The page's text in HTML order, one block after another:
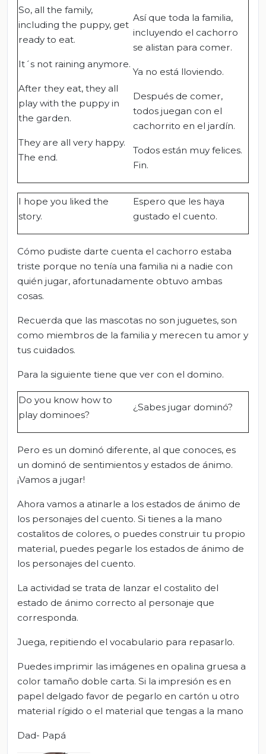
So, all the family,
including the puppy, get
ready to eat.
It´s not raining anymore.
After they eat, they all
play with the puppy in
the garden.
They are all very happy.
The end.
Así que toda la familia,
incluyendo el cachorro
se alistan para comer.
Ya no está lloviendo.
Después de comer,
todos juegan con el
cachorrito en el jardín.
Todos están muy felices.
Fin.
I hope you liked the
story.
Espero que les haya
gustado el cuento.
Cómo pudiste darte cuenta el cachorro estaba
triste porque no tenía una familia ni a nadie con
quién jugar, afortunadamente obtuvo ambas
cosas.
Recuerda que las mascotas no son juguetes, son
como miembros de la familia y merecen tu amor y
tus cuidados.
Para la siguiente tiene que ver con el domino.
Do you know how to
play dominoes?
¿Sabes jugar dominó?
Pero es un dominó diferente, al que conoces, es
un dominó de sentimientos y estados de ánimo.
¡Vamos a jugar!
Ahora vamos a atinarle a los estados de ánimo de
los personajes del cuento. Si tienes a la mano
costalitos de colores, o puedes construir tu propio
material, puedes pegarle los estados de ánimo de
los personajes del cuento.
La actividad se trata de lanzar el costalito del
estado de ánimo correcto al personaje que
corresponda.
Juega, repitiendo el vocabulario para repasarlo.
Puedes imprimir las imágenes en opalina gruesa a
color tamaño doble carta. Si la impresión es en
papel delgado favor de pegarlo en cartón u otro
material rígido o el material que tengas a la mano
Dad- Papá